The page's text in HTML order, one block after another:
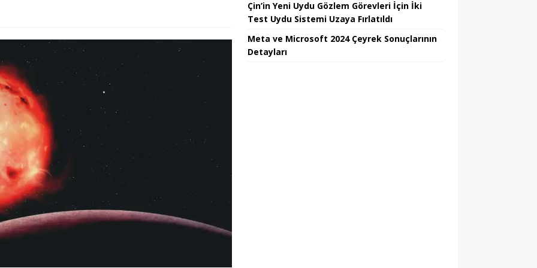
Çin’in Yeni Uydu Gözlem Görevleri İçin İki
Test Uydu Sistemi Uzaya Fırlatıldı
Meta ve Microsoft 2024 Çeyrek Sonuçlarının
Detayları